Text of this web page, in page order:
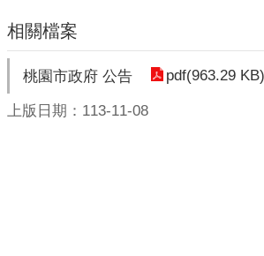
相關檔案
桃園市政府 公告 pdf(963.29 KB)
上版日期：113-11-08